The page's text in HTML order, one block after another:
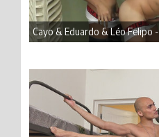
Cayo & Eduardo & Léo Felipo -